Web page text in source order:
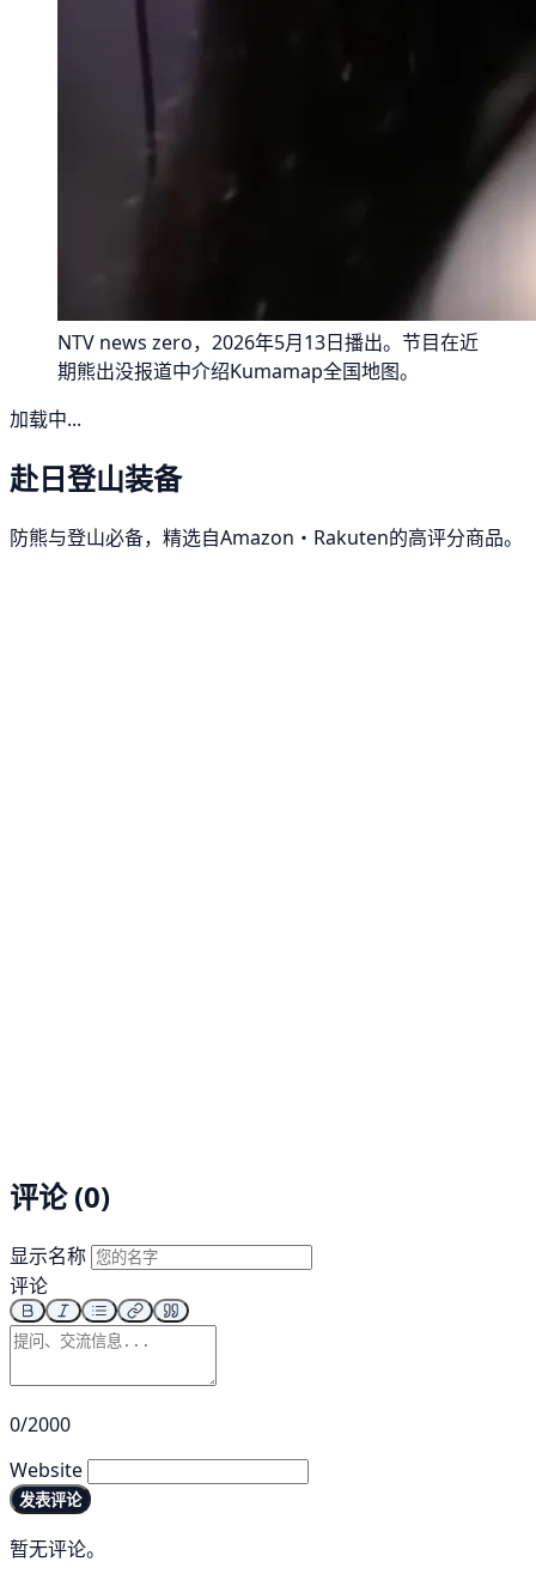
NTV news zero，2026年5月13日播出。节目在近
期熊出没报道中介绍Kumamap全国地图。
加载中...
赴日登山装备
防熊与登山必备，精选自Amazon・Rakuten的高评分商品。
评论 (0)
显示名称
评论
0/2000
Website
发表评论
暂无评论。